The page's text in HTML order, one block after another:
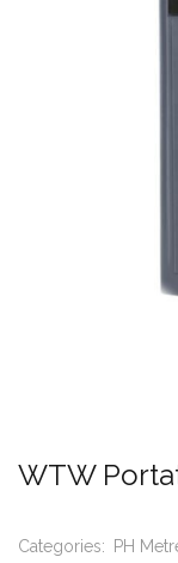
WTW
Categories: PH